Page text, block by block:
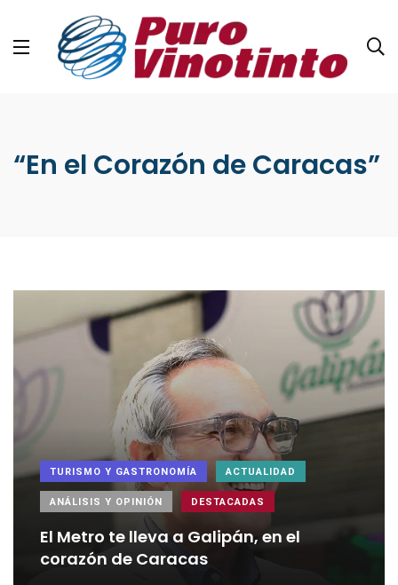
“En el Corazón de Caracas”
TURISMO Y GASTRONOMÍA ACTUALIDAD
ANÁLISIS Y OPINIÓN DESTACADAS
El Metro te lleva a Galipán, en el
corazón de Caracas